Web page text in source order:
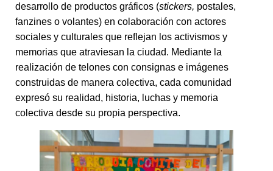
desarrollo de productos gráficos (stickers, postales,
fanzines o volantes) en colaboración con actores
sociales y culturales que reflejan los activismos y
memorias que atraviesan la ciudad. Mediante la
realización de telones con consignas e imágenes
construidas de manera colectiva, cada comunidad
expresó su realidad, historia, luchas y memoria
colectiva desde su propia perspectiva.